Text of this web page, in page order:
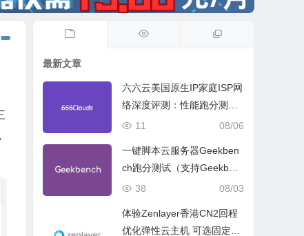
最新文章
六六云美国原生IP家庭ISP网
络深度评测：性能跑分测
试、网络线路与购买建议08/06
11
一键脚本云服务器Geekben
ch跑分测试（支持Geekben
ch 5 Geekbench 6 Geekbe
08/03
38
体验Zenlayer香港CN2回程
优化弹性云主机 可选固定带